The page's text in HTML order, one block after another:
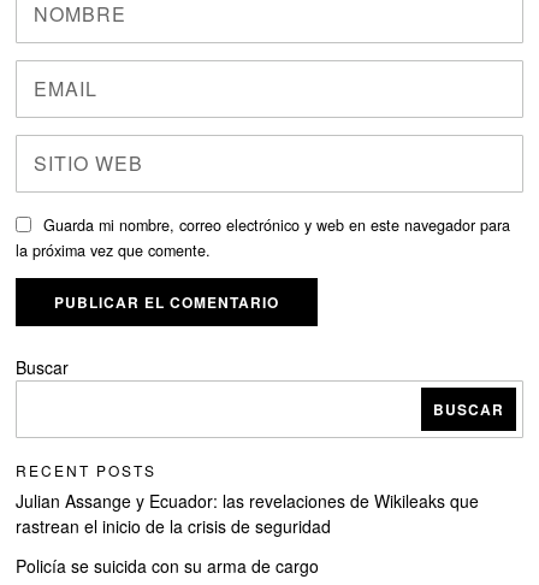
Guarda mi nombre, correo electrónico y web en este navegador para
la próxima vez que comente.
Buscar
BUSCAR
RECENT POSTS
Julian Assange y Ecuador: las revelaciones de Wikileaks que
rastrean el inicio de la crisis de seguridad
Policía se suicida con su arma de cargo